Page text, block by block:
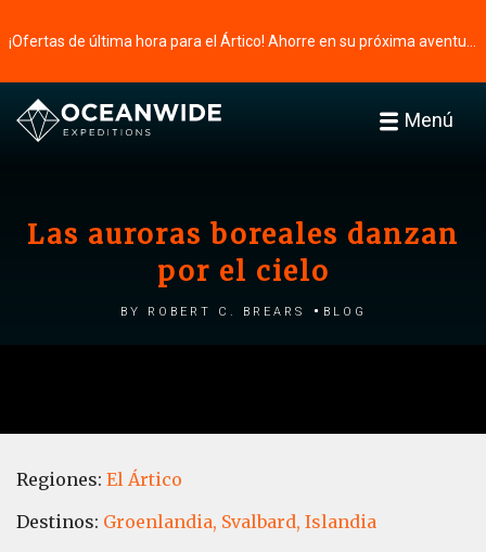
Menú
Las auroras boreales danzan
por el cielo
by Robert C. Brears Blog
Regiones: El Ártico
Destinos: Groenlandia, Svalbard, Islandia